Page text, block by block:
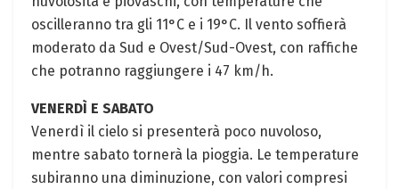
oscilleranno tra gli 11°C e i 19°C. Il vento soffierà
moderato da Sud e Ovest/Sud-Ovest, con raffiche
che potranno raggiungere i 47 km/h.
VENERDÌ E SABATO
Venerdì il cielo si presenterà poco nuvoloso,
mentre sabato tornerà la pioggia. Le temperature
subiranno una diminuzione, con valori compresi